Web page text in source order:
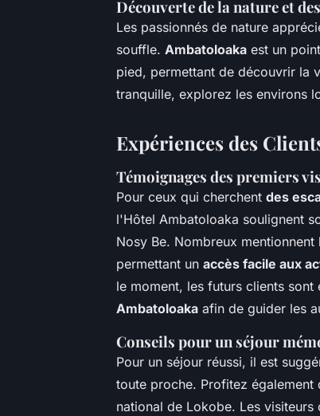
Découverte de la nature et
Les passionnés de nature
souffle. Ambatoloaka est un
pied, permettant de découvrir la
tranquille, explorez les environs
Expériences des
Témoignages des premiers
Pour ceux qui cherchent des
l'Hôtel Ambatoloaka soulignent
Nosy Be. Nombreux
permettant un accès facile aux
le moment, les futurs clients
Ambatoloaka afin de guider les
Conseils pour un séjour
Pour un séjour réussi, il est
toute proche. Profitez également
national de Lokobe. Les